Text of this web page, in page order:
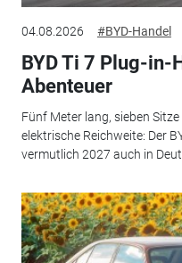
04.08.2026 #BYD-Handel
BYD Ti 7 Plug-in-
Abenteuer
Fünf Meter lang, sieben
elektrische Reichweite: Der
vermutlich 2027 auch in